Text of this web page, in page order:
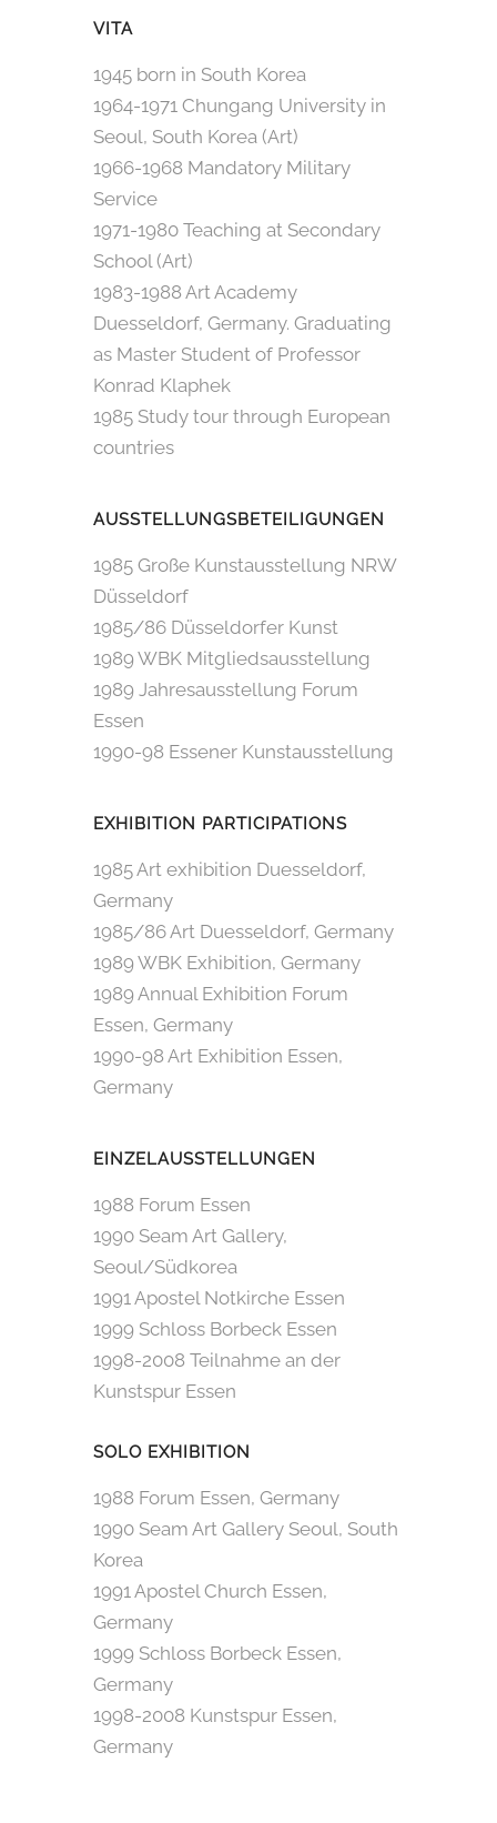
VITA
1945 born in South Korea
1964-1971 Chungang University in
Seoul, South Korea (Art)
1966-1968 Mandatory Military
Service
1971-1980 Teaching at Secondary
School (Art)
1983-1988 Art Academy
Duesseldorf, Germany. Graduating
as Master Student of Professor
Konrad Klaphek
1985 Study tour through European
countries
AUSSTELLUNGSBETEILIGUNGEN
1985 Große Kunstausstellung NRW
Düsseldorf
1985/86 Düsseldorfer Kunst
1989 WBK Mitgliedsausstellung
1989 Jahresausstellung Forum
Essen
1990-98 Essener Kunstausstellung
EXHIBITION PARTICIPATIONS
1985 Art exhibition Duesseldorf,
Germany
1985/86 Art Duesseldorf, Germany
1989 WBK Exhibition, Germany
1989 Annual Exhibition Forum
Essen, Germany
1990-98 Art Exhibition Essen,
Germany
EINZELAUSSTELLUNGEN
1988 Forum Essen
1990 Seam Art Gallery,
Seoul/Südkorea
1991 Apostel Notkirche Essen
1999 Schloss Borbeck Essen
1998-2008 Teilnahme an der
Kunstspur Essen
SOLO EXHIBITION
1988 Forum Essen, Germany
1990 Seam Art Gallery Seoul, South
Korea
1991 Apostel Church Essen,
Germany
1999 Schloss Borbeck Essen,
Germany
1998-2008 Kunstspur Essen,
Germany